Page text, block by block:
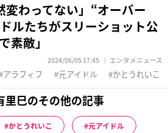
変わってない」“オーバー
ルたちがスリーショット公
素敵」
2024/06/05 17:45 エンタメニュース
アラフィフ 元アイドル かとうれいこ
里巳のその他の記事
かとうれいこ 元アイドル